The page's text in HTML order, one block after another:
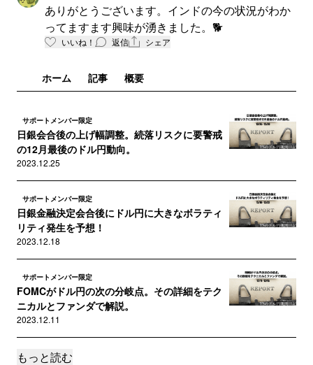
ありがとうございます。インドの今の状況がわか
ってますます興味が湧きました。🐕
いいね！ 返信 シェア
ホーム 記事 概要
サポートメンバー限定
日銀会合後の上げ幅調整。続落リスクに要警戒
の12月最後のドル円動向。
2023.12.25
サポートメンバー限定
日銀金融決定会合後にドル円に大きなボラティ
リティ発生を予想！
2023.12.18
サポートメンバー限定
FOMCがドル円の次の分岐点。その詳細をテク
ニカルとファンダで解説。
2023.12.11
サポートメンバー限定
もっと読む